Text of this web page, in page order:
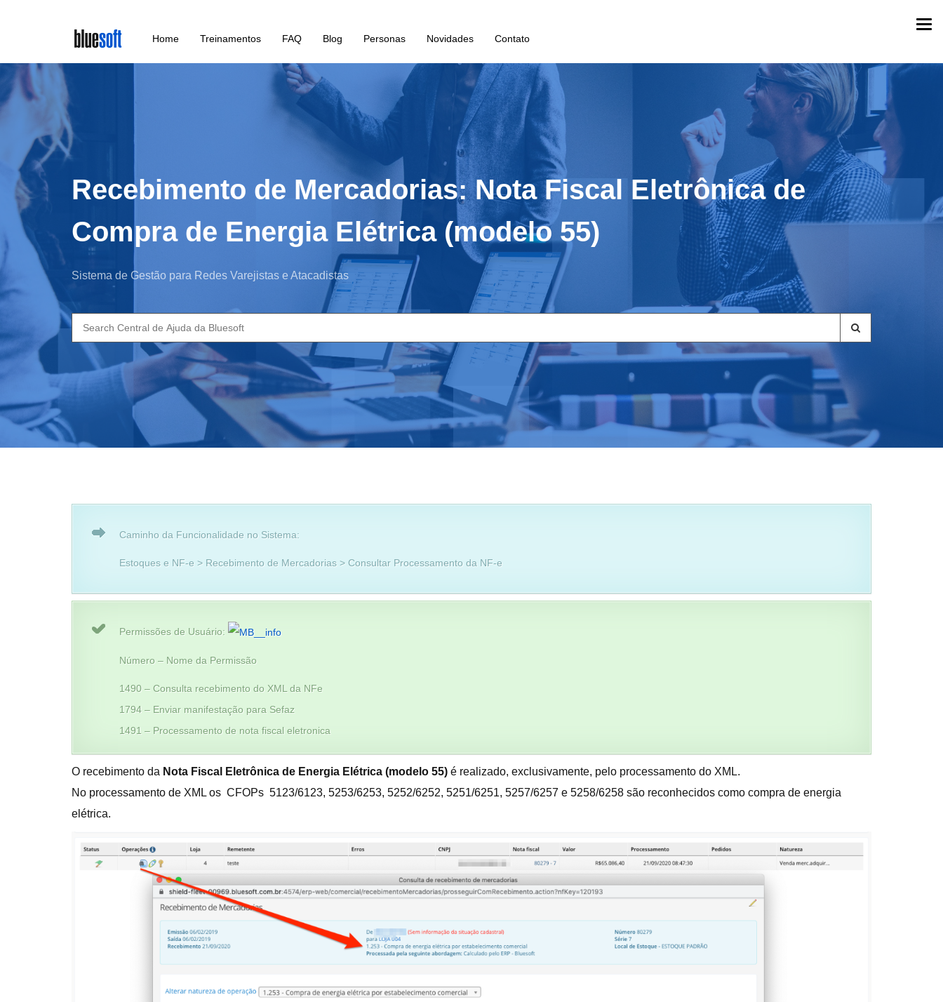
main
content
Home Treinamentos FAQ Blog Personas Novidades Contato
Recebimento de Mercadorias: Nota Fiscal Eletrônica de
Compra de Energia Elétrica (modelo 55)
Sistema de Gestão para Redes Varejistas e Atacadistas
Search
for:
Caminho da Funcionalidade no Sistema:
Estoques e NF-e > Recebimento de Mercadorias > Consultar Processamento da NF-e
Permissões de Usuário:
Número – Nome da Permissão
1490 – Consulta recebimento do XML da NFe
1794 – Enviar manifestação para Sefaz
1491 – Processamento de nota fiscal eletronica
O recebimento da Nota Fiscal Eletrônica de Energia Elétrica (modelo 55) é realizado, exclusivamente, pelo processamento do XML.
No processamento de XML os CFOPs 5123/6123, 5253/6253, 5252/6252, 5251/6251, 5257/6257 e 5258/6258 são reconhecidos como compra de energia
elétrica.